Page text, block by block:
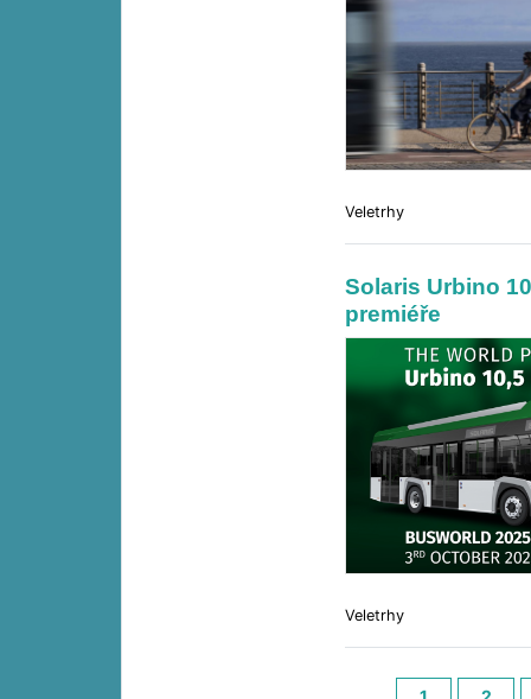
Veletrhy
Solaris Urbino
premiéře
Veletrhy